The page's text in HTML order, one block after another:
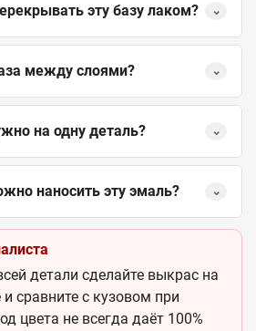
эту базу лаком? ⌄
между слоями? ⌄
на одну деталь? ⌄
наносить эту эмаль? ⌄
детали сделайте выкрас на
и сравните с кузовом при
цвета не всегда даёт 100%